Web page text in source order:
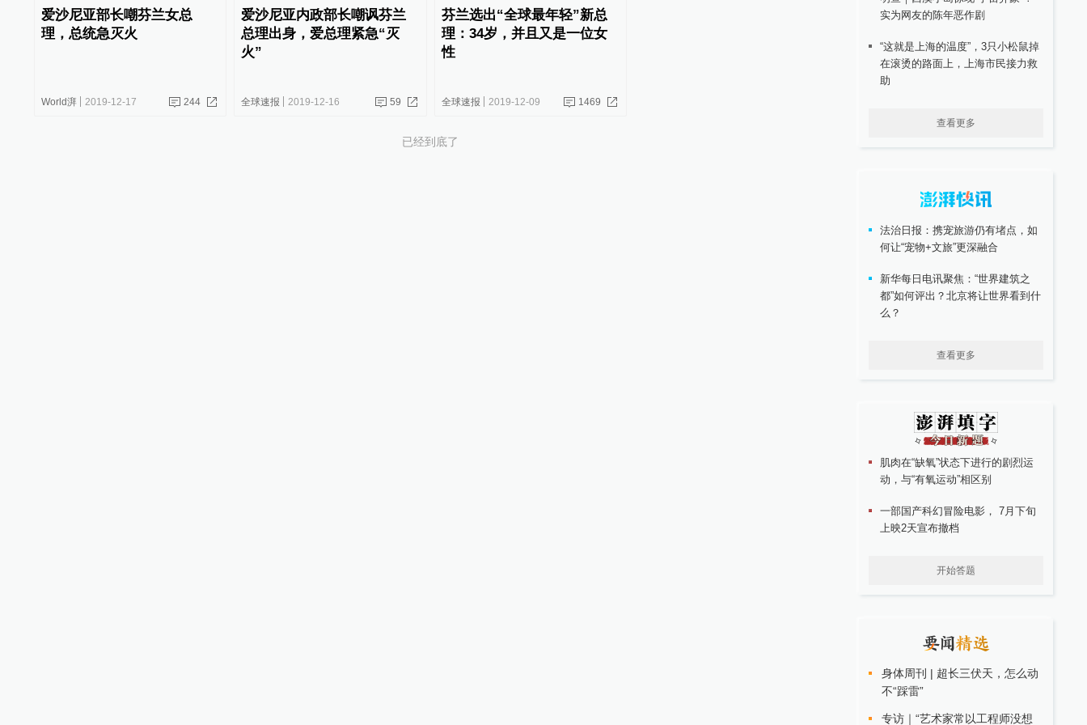
爱沙尼亚部长嘲芬兰女总
理，总统急灭火
World湃 2019-12-17 244
爱沙尼亚内政部长嘲讽芬兰
总理出身，爱总理紧急“灭
火”
全球速报 2019-12-16 59
芬兰选出“全球最年轻”新总
理：34岁，并且又是一位女
性
全球速报 2019-12-09 1469
已经到底了
实为网友的陈年恶作剧
“这就是上海的温度”，3只小松鼠掉
在滚烫的路面上，上海市民接力救
助
查看更多
法治日报：携宠旅游仍有堵点，如
何让“宠物+文旅”更深融合
新华每日电讯聚焦：“世界建筑之
都”如何评出？北京将让世界看到什
么？
查看更多
肌肉在“缺氧”状态下进行的剧烈运
动，与“有氧运动”相区别
一部国产科幻冒险电影， 7月下旬
上映2天宣布撤档
开始答题
身体周刊 | 超长三伏天，怎么动
不“踩雷”
专访｜“艺术家常以工程师没想